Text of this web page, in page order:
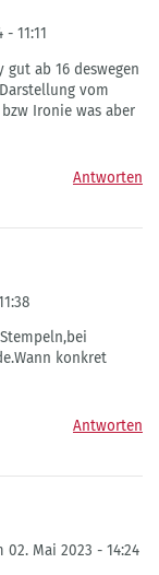
11:11
ab 16 deswegen
vom
Ironie was aber
Antworten
konkret
Antworten
Mai 2023 - 14:24